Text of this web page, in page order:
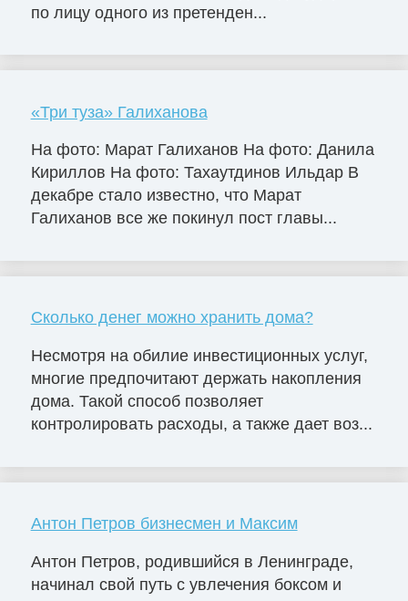
по лицу одного из претенден...
«Три туза» Галиханова
На фото: Марат Галиханов На фото: Данила
Кириллов На фото: Тахаутдинов Ильдар В
декабре стало известно, что Марат
Галиханов все же покинул пост главы...
Сколько денег можно хранить дома?
Несмотря на обилие инвестиционных услуг,
многие предпочитают держать накопления
дома. Такой способ позволяет
контролировать расходы, а также дает воз...
Антон Петров бизнесмен и Максим
Антон Петров, родившийся в Ленинграде,
начинал свой путь с увлечения боксом и